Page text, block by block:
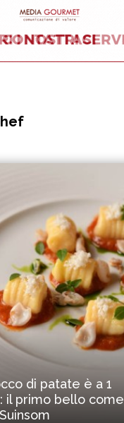
di patate è a 1
il primo bello come